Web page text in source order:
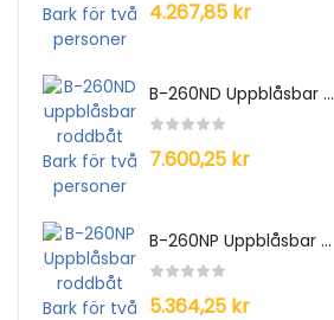
4.267,85 kr
B-260ND Uppblåsbar ...
7.600,25 kr
B-260NP Uppblåsbar ...
5.364,25 kr